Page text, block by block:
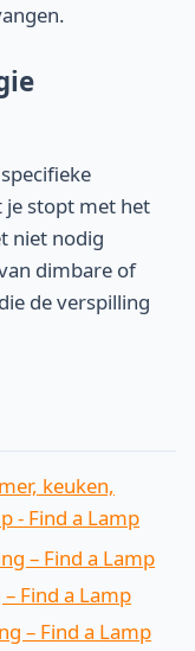
je stopt met het
niet nodig
dimbare of
de verspilling
keuken,
- Find a Lamp
– Find a Lamp
Find a Lamp
– Find a Lamp